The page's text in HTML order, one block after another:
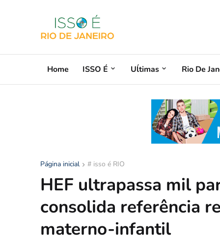
Home ISSO É Uĺtimas Rio De
Página inicial # isso é RIO
HEF ultrapassa mil
consolida referência
materno-infantil